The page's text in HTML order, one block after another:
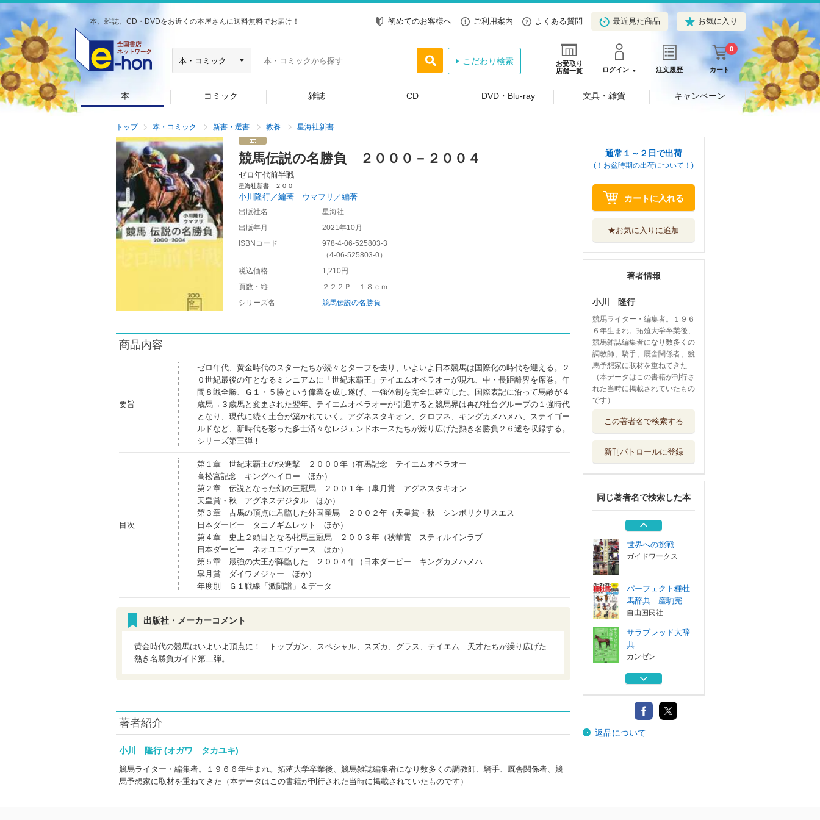
本、雑誌、CD・DVDをお近くの本屋さんに送料無料でお届け！ 初めてのお客様へ ご利用案内 よくある質問 最近見た商品 お気に入り
お受取り
店舗一覧
ログイン 注文履歴 カート
0
こだわり検索
本 コミック 雑誌 CD DVD・Blu-ray 文具・雑貨 キャンペーン
トップ 本・コミック 新書・選書 教養 星海社新書
競馬伝説の名勝負 ２０００－２００４
ゼロ年代前半戦
星海社新書 ２００
小川隆行／編著 ウマフリ／編著
出版社名
星海社
出版年月
2021年10月
ISBNコード
978-4-06-525803-3
（4-06-525803-0）
税込価格
1,210円
頁数・縦
２２２Ｐ １８ｃｍ
シリーズ名
競馬伝説の名勝負
商品内容
要旨
ゼロ年代、黄金時代のスターたちが続々とターフを去り、いよいよ日本競馬は国際化の時代を迎える。２
０世紀最後の年となるミレニアムに「世紀末覇王」テイエムオペラオーが現れ、中・長距離界を席巻。年
間８戦全勝、Ｇ１・５勝という偉業を成し遂げ、一強体制を完全に確立した。国際表記に沿って馬齢が４
歳馬→３歳馬と変更された翌年、テイエムオペラオーが引退すると競馬界は再び社台グループの１強時代
となり、現代に続く土台が築かれていく。アグネスタキオン、クロフネ、キングカメハメハ、ステイゴー
ルドなど、新時代を彩った多士済々なレジェンドホースたちが繰り広げた熱き名勝負２６選を収録する。
シリーズ第三弾！
目次
第１章 世紀末覇王の快進撃 ２０００年（有馬記念 テイエムオペラオー
高松宮記念 キングヘイロー ほか）
第２章 伝説となった幻の三冠馬 ２００１年（皐月賞 アグネスタキオン
天皇賞・秋 アグネスデジタル ほか）
第３章 古馬の頂点に君臨した外国産馬 ２００２年（天皇賞・秋 シンボリクリスエス
日本ダービー タニノギムレット ほか）
第４章 史上２頭目となる牝馬三冠馬 ２００３年（秋華賞 スティルインラブ
日本ダービー ネオユニヴァース ほか）
第５章 最強の大王が降臨した ２００４年（日本ダービー キングカメハメハ
皐月賞 ダイワメジャー ほか）
年度別 Ｇ１戦線「激闘譜」＆データ
出版社・メーカーコメント
黄金時代の競馬はいよいよ頂点に！ トップガン、スペシャル、スズカ、グラス、テイエム…天才たちが繰り広げた
熱き名勝負ガイド第二弾。
著者紹介
小川 隆行 (オガワ タカユキ)
競馬ライター・編集者。１９６６年生まれ。拓殖大学卒業後、競馬雑誌編集者になり数多くの調教師、騎手、厩舎関係者、競
馬予想家に取材を重ねてきた（本データはこの書籍が刊行された当時に掲載されていたものです）
通常１～２日で出荷
(！お盆時期の出荷について！)
カートに入れる
★お気に入りに追加
著者情報
小川 隆行
競馬ライター・編集者。１９６
６年生まれ。拓殖大学卒業後、
競馬雑誌編集者になり数多くの
調教師、騎手、厩舎関係者、競
馬予想家に取材を重ねてきた
（本データはこの書籍が刊行さ
れた当時に掲載されていたもの
です）
この著者名で検索する
新刊パトロールに登録
同じ著者名で検索した本
典
伝説のグランプリ
ガイドワークス
愛馬の走りにワク
ワクが止まらな...
マイクロマガジ...
世界への挑戦
ガイドワークス
パーフェクト種牡
馬辞典 産駒完...
自由国民社
サラブレッド大辞
典
カンゼン
伝説のグランプリ
ガイドワークス
愛馬の走りにワク
ワクが止まらな...
返品について